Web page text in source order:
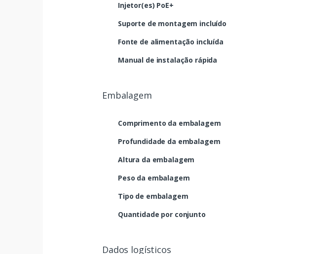
Injetor(es) PoE+
Suporte de montagem incluído
Fonte de alimentação incluída
Manual de instalação rápida
Embalagem
Comprimento da embalagem
Profundidade da embalagem
Altura da embalagem
Peso da embalagem
Tipo de embalagem
Quantidade por conjunto
Dados logísticos